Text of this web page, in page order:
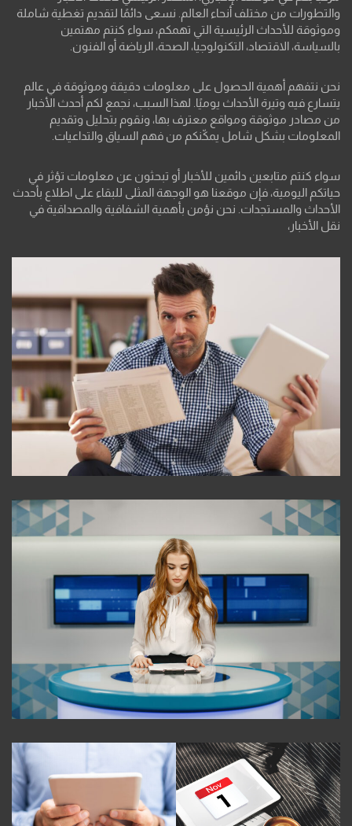
والتطورات من مختلف أنحاء العالم. نسعى دائمًا لتقديم تغطية شاملة
وموثوقة للأحداث الرئيسية التي تهمكم، سواء كنتم مهتمين
بالسياسة، الاقتصاد، التكنولوجيا، الصحة، الرياضة أو الفنون.
نحن نتفهم أهمية الحصول على معلومات دقيقة وموثوقة في عالم
يتسارع فيه وتيرة الأحداث يوميًا. لهذا السبب، نجمع لكم أحدث الأخبار
من مصادر موثوقة ومواقع معترف بها، ونقوم بتحليل وتقديم
المعلومات بشكل شامل يمكّنكم من فهم السياق والتداعيات.
سواء كنتم متابعين دائمين للأخبار أو تبحثون عن معلومات تؤثر في
حياتكم اليومية، فإن موقعنا هو الوجهة المثلى للبقاء على اطلاع بأحدث
الأحداث والمستجدات. نحن نؤمن بأهمية الشفافية والمصداقية في
نقل الأخبار،